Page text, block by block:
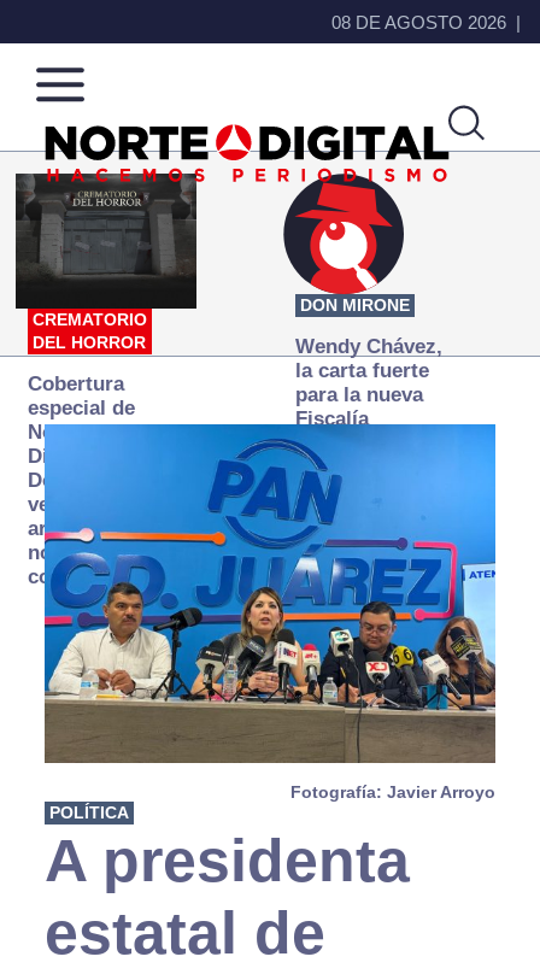
08 DE AGOSTO 2026
Norte
de
Ciudad
Más
que
noticias,
hacemos periodismo
CREMATORIO
DEL HORROR
Cobertura
especial de
Norte
Digital:
Donde la
verdad
arde… pero
no se
consume
DON MIRONE
Wendy Chávez,
la carta fuerte
para la nueva
Fiscalía
autónoma
Fotografía: Javier Arroyo
POLÍTICA
A presidenta
estatal de